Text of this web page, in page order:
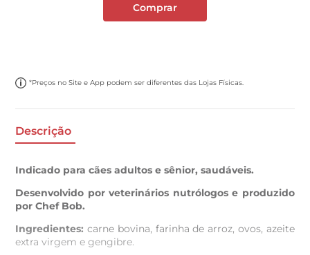
Comprar
*Preços no Site e App podem ser diferentes das Lojas Físicas.
Descrição
Indicado para cães adultos e sênior, saudáveis.
Desenvolvido por veterinários nutrólogos e produzido
por Chef Bob.
Ingredientes:carne bovina, farinha de arroz, ovos, azeite
extra virgem e gengibre.